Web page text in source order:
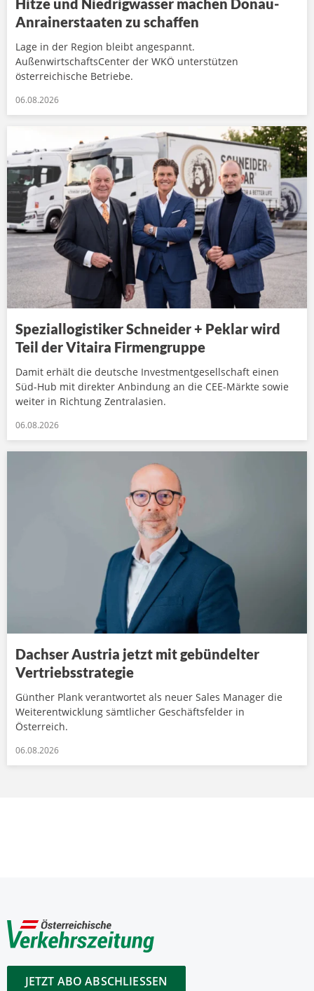
Hitze und Niedrigwasser machen Donau-
Anrainerstaaten zu schaffen
Lage in der Region bleibt angespannt.
AußenwirtschaftsCenter der WKÖ unterstützen
österreichische Betriebe.
06.08.2026
Speziallogistiker Schneider + Peklar wird
Teil der Vitaira Firmengruppe
Damit erhält die deutsche Investmentgesellschaft einen
Süd-Hub mit direkter Anbindung an die CEE-Märkte sowie
weiter in Richtung Zentralasien.
06.08.2026
Dachser Austria jetzt mit gebündelter
Vertriebsstrategie
Günther Plank verantwortet als neuer Sales Manager die
Weiterentwicklung sämtlicher Geschäftsfelder in
Österreich.
06.08.2026
JETZT ABO ABSCHLIESSEN